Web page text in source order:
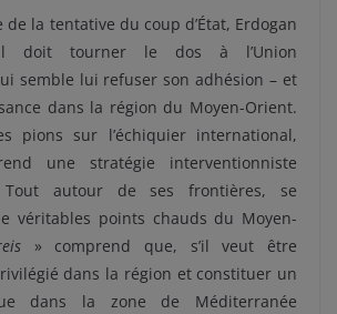
de la tentative du coup d’État, Erdogan
doit tourner le dos à l’Union
semble lui refuser son adhésion – et
dans la région du Moyen-Orient.
pions sur l’échiquier international,
une stratégie interventionniste
Tout autour de ses frontières, se
véritables points chauds du Moyen-
» comprend que, s’il veut être
dans la région et constituer un
dans la zone de Méditerranée